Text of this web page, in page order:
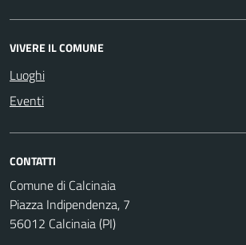
VIVERE IL COMUNE
Luoghi
Eventi
CONTATTI
Comune di Calcinaia
Piazza Indipendenza, 7
56012 Calcinaia (PI)